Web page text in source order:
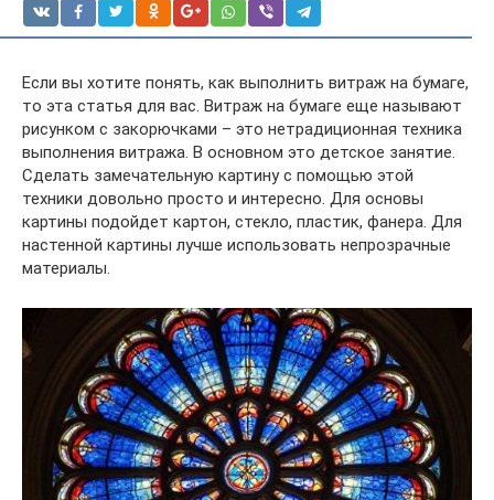
Если вы хотите понять, как выполнить витраж на бумаге,
то эта статья для вас. Витраж на бумаге еще называют
рисунком с закорючками – это нетрадиционная техника
выполнения витража. В основном это детское занятие.
Сделать замечательную картину с помощью этой
техники довольно просто и интересно. Для основы
картины подойдет картон, стекло, пластик, фанера. Для
настенной картины лучше использовать непрозрачные
материалы.